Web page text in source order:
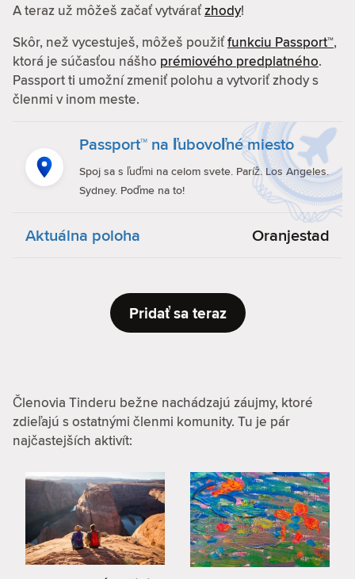
A teraz už môžeš začať vytváraťzhody!
Skôr, než vycestuješ, môžeš použiťfunkciu Passport™,
ktorá je súčasťou nášho prémiového predplatného.
Passport ti umožní zmeniť polohu a vytvoriť zhody s
členmi v inom meste.
Passport™ na ľubovoľné miesto
Spoj sa s ľuďmi na celom svete. Paríž. Los Angeles.
Sydney. Poďme na to!
Aktuálna poloha Oranjestad
Pridať sa teraz
Členovia Tinderu bežne nachádzajú záujmy, ktoré
zdieľajú s ostatnými členmi komunity. Tu je pár
najčastejších aktivít: